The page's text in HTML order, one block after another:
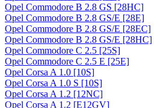
Opel Commodore B 2.8 GS [28HC]
Opel Commodore B 2.8 GS/E [28E]
Opel Commodore B 2.8 GS/E [28EC]
Opel Commodore B 2.8 GS/E [28HC]
Opel Commodore C 2.5 [25S]
Opel Commodore C 2.5 E [25E]
Opel Corsa A 1.0 [10S]
Opel Corsa A 1.0 S [10S]
Opel Corsa A 1.2 [12NC]
Opel Corsa A 1.2 [E12GV]